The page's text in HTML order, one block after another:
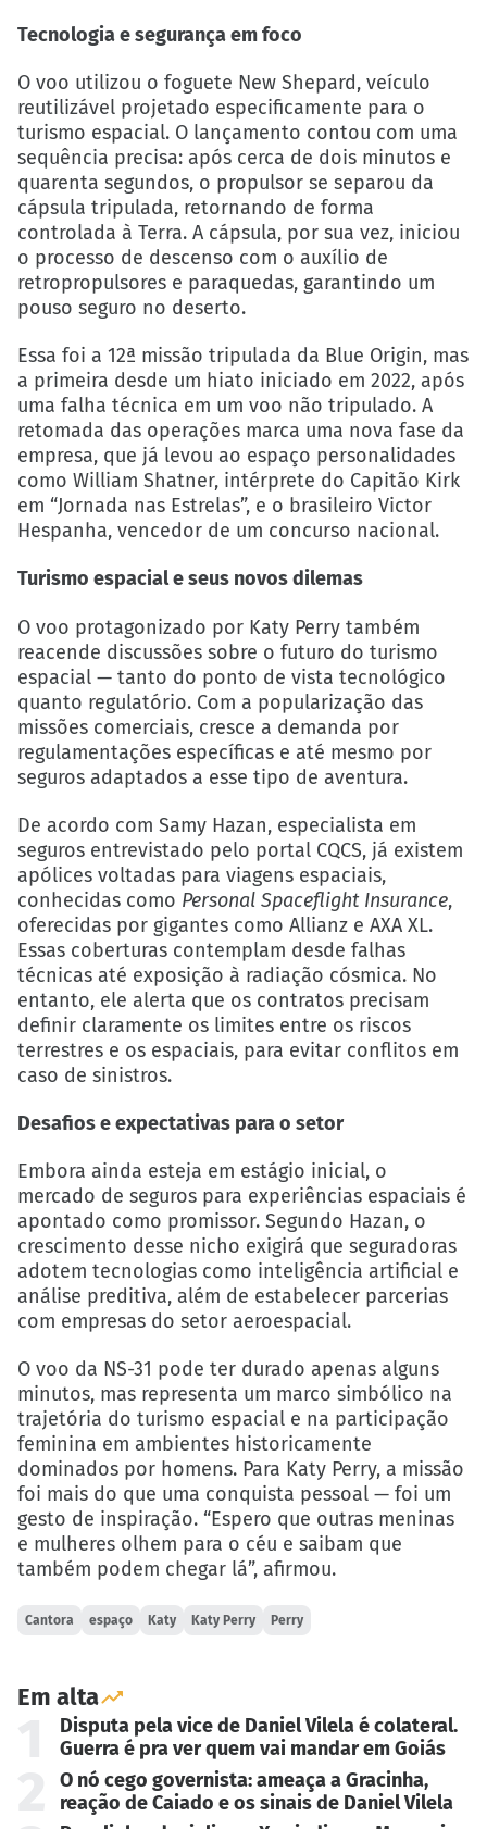
Tecnologia e segurança em foco
O voo utilizou o foguete New Shepard, veículo
reutilizável projetado especificamente para o
turismo espacial. O lançamento contou com uma
sequência precisa: após cerca de dois minutos e
quarenta segundos, o propulsor se separou da
cápsula tripulada, retornando de forma
controlada à Terra. A cápsula, por sua vez, iniciou
o processo de descenso com o auxílio de
retropropulsores e paraquedas, garantindo um
pouso seguro no deserto.
Essa foi a 12ª missão tripulada da Blue Origin, mas
a primeira desde um hiato iniciado em 2022, após
uma falha técnica em um voo não tripulado. A
retomada das operações marca uma nova fase da
empresa, que já levou ao espaço personalidades
como William Shatner, intérprete do Capitão Kirk
em “Jornada nas Estrelas”, e o brasileiro Victor
Hespanha, vencedor de um concurso nacional.
Turismo espacial e seus novos dilemas
O voo protagonizado por Katy Perry também
reacende discussões sobre o futuro do turismo
espacial — tanto do ponto de vista tecnológico
quanto regulatório. Com a popularização das
missões comerciais, cresce a demanda por
regulamentações específicas e até mesmo por
seguros adaptados a esse tipo de aventura.
De acordo com Samy Hazan, especialista em
seguros entrevistado pelo portal CQCS, já existem
apólices voltadas para viagens espaciais,
conhecidas como Personal Spaceflight Insurance,
oferecidas por gigantes como Allianz e AXA XL.
Essas coberturas contemplam desde falhas
técnicas até exposição à radiação cósmica. No
entanto, ele alerta que os contratos precisam
definir claramente os limites entre os riscos
terrestres e os espaciais, para evitar conflitos em
caso de sinistros.
Desafios e expectativas para o setor
Embora ainda esteja em estágio inicial, o
mercado de seguros para experiências espaciais é
apontado como promissor. Segundo Hazan, o
crescimento desse nicho exigirá que seguradoras
adotem tecnologias como inteligência artificial e
análise preditiva, além de estabelecer parcerias
com empresas do setor aeroespacial.
O voo da NS-31 pode ter durado apenas alguns
minutos, mas representa um marco simbólico na
trajetória do turismo espacial e na participação
feminina em ambientes historicamente
dominados por homens. Para Katy Perry, a missão
foi mais do que uma conquista pessoal — foi um
gesto de inspiração. “Espero que outras meninas
e mulheres olhem para o céu e saibam que
também podem chegar lá”, afirmou.
Cantora espaço Katy Katy Perry Perry
Em alta
Disputa pela vice de Daniel Vilela é colateral.
Guerra é pra ver quem vai mandar em Goiás
O nó cego governista: ameaça a Gracinha,
reação de Caiado e os sinais de Daniel Vilela